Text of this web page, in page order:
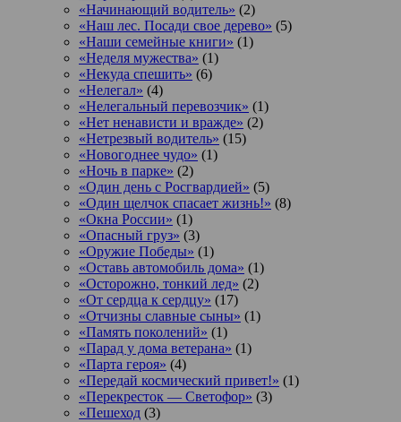
«Начинающий водитель» (2)
«Наш лес. Посади свое дерево» (5)
«Наши семейные книги» (1)
«Неделя мужества» (1)
«Некуда спешить» (6)
«Нелегал» (4)
«Нелегальный перевозчик» (1)
«Нет ненависти и вражде» (2)
«Нетрезвый водитель» (15)
«Новогоднее чудо» (1)
«Ночь в парке» (2)
«Один день с Росгвардией» (5)
«Один щелчок спасает жизнь!» (8)
«Окна России» (1)
«Опасный груз» (3)
«Оружие Победы» (1)
«Оставь автомобиль дома» (1)
«Осторожно, тонкий лед» (2)
«От сердца к сердцу» (17)
«Отчизны славные сыны» (1)
«Память поколений» (1)
«Парад у дома ветерана» (1)
«Парта героя» (4)
«Передай космический привет!» (1)
«Перекресток — Светофор» (3)
«Пешеход (3)